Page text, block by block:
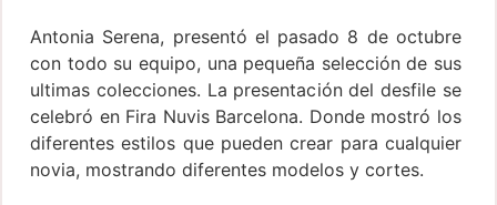
Antonia Serena, presentó el pasado 8 de octubre
con todo su equipo, una pequeña selección de sus
ultimas colecciones. La presentación del desfile se
celebró en Fira Nuvis Barcelona. Donde mostró los
diferentes estilos que pueden crear para cualquier
novia, mostrando diferentes modelos y cortes.